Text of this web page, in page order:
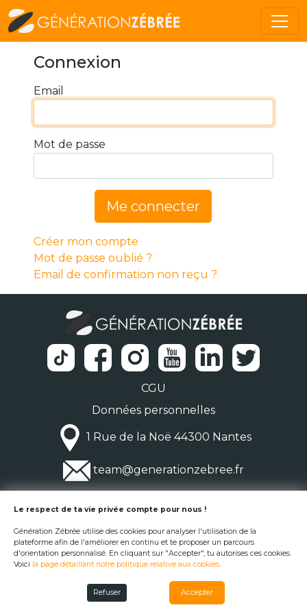
Connexion
Email
Mot de passe
Me connecter
Créer mon compte
Mot de passe oublié ?
Email de confirmation non reçu ?
CGU
Données personnelles
1 Rue de la Noë 44300 Nantes
team@generationzebree.fr
© Génération Zébrée 2026
Le respect de ta vie privée compte pour nous !
Génération Zébrée utilise des cookies pour analyser l'utilisation de la
plateforme afin de l'améliorer en continu et te proposer un parcours
d'orientation personnalisé. En cliquant sur "Accepter", tu autorises ces cookies.
Voici la page détaillant notre politique relative aux cookies.
Refuser Accepter